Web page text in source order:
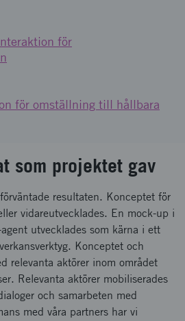
för
för omställning till hållbara
som projektet gav
resultaten. Konceptet för
vidareutvecklades. En mock-up i
utvecklades som kärna i ett
Konceptet och
relevanta aktörer inom området
Relevanta aktörer mobiliserades
och samarbeten med
med våra partners har vi